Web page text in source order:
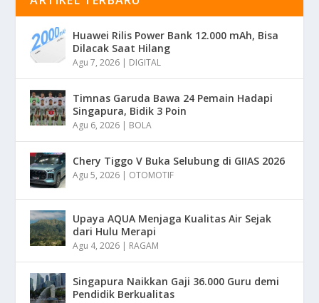
Huawei Rilis Power Bank 12.000 mAh, Bisa
Dilacak Saat Hilang
Agu 7, 2026 | DIGITAL
Timnas Garuda Bawa 24 Pemain Hadapi
Singapura, Bidik 3 Poin
Agu 6, 2026 | BOLA
Chery Tiggo V Buka Selubung di GIIAS 2026
Agu 5, 2026 | OTOMOTIF
Upaya AQUA Menjaga Kualitas Air Sejak
dari Hulu Merapi
Agu 4, 2026 | RAGAM
Singapura Naikkan Gaji 36.000 Guru demi
Pendidik Berkualitas